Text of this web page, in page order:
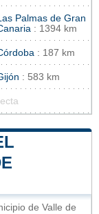
Palmas de Gran
: 1394 km
: 187 km
: 583 km
de Valle de